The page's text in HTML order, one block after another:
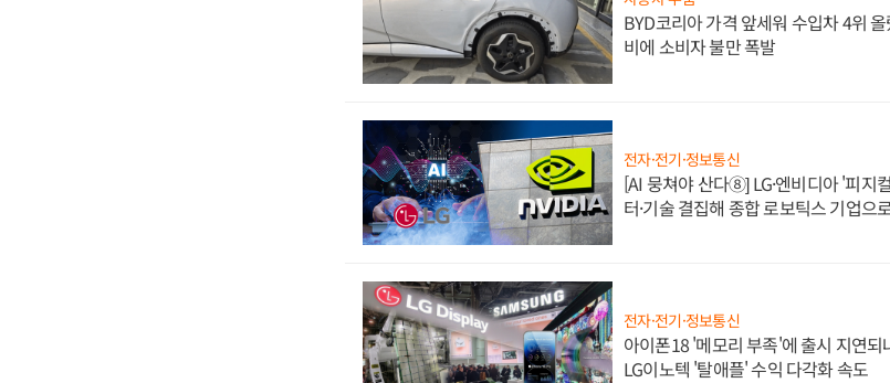
BYD코리아 가격 앞세워 수입차 4위
비에 소비자 불만 폭발
전자·전기·정보통신
[AI 뭉쳐야 산다⑧] LG·엔비디아 '피지
터·기술 결집해 종합 로보틱스 기업으
전자·전기·정보통신
아이폰18 '메모리 부족'에 출시 지연
LG이노텍 '탈애플' 수익 다각화 속도